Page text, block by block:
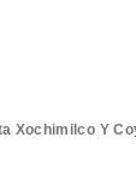
Xochimilco Y